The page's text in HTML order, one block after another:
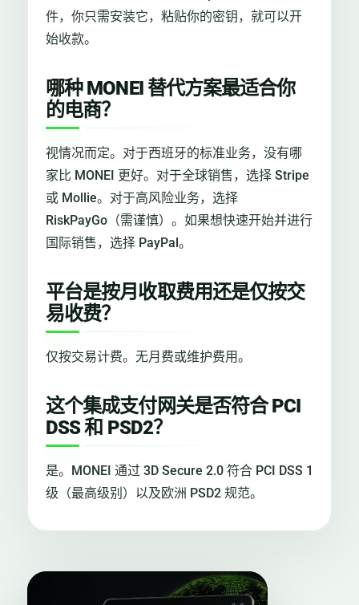
件，你只需安装它，粘贴你的密钥，就可以开
始收款。
哪种 MONEI 替代方案最适合你
的电商？
视情况而定。对于西班牙的标准业务，没有哪
家比 MONEI 更好。对于全球销售，选择 Stripe
或 Mollie。对于高风险业务，选择
RiskPayGo（需谨慎）。如果想快速开始并进行
国际销售，选择 PayPal。
平台是按月收取费用还是仅按交
易收费？
仅按交易计费。无月费或维护费用。
这个集成支付网关是否符合 PCI
DSS 和 PSD2？
是。MONEI 通过 3D Secure 2.0 符合 PCI DSS 1
级（最高级别）以及欧洲 PSD2 规范。